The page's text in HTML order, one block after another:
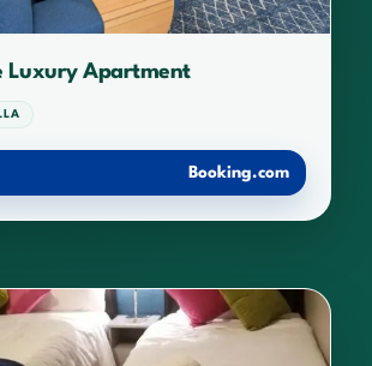
Luxury Apartment
Booking.com